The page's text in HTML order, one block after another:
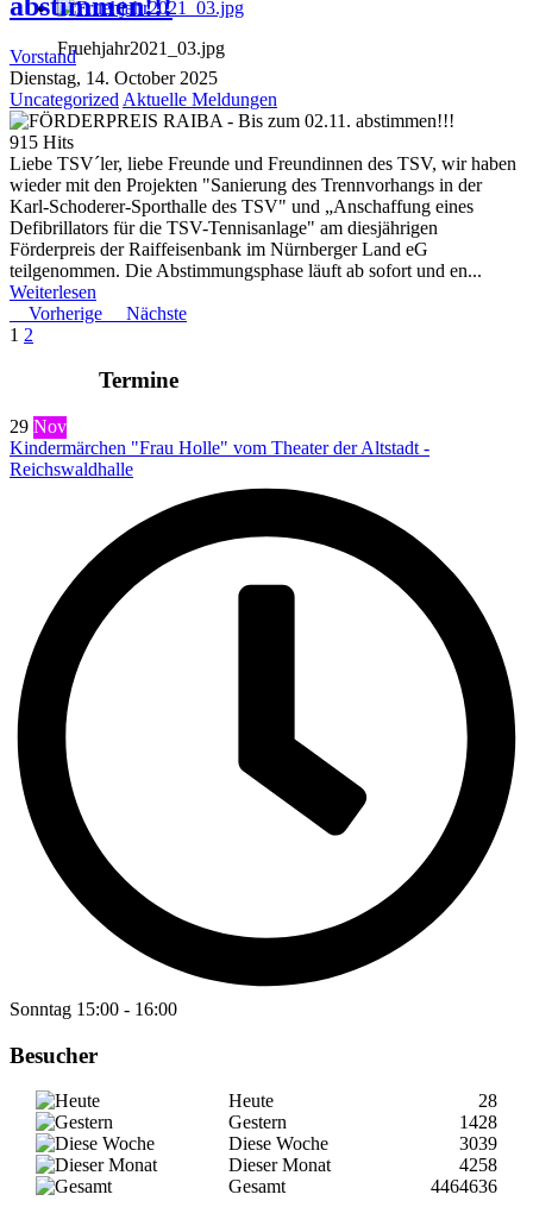
Fruehjahr2021_03.jpg
Vorstand
Dienstag, 14. October 2025
Uncategorized Aktuelle Meldungen
915 Hits
Liebe TSV´ler, liebe Freunde und Freundinnen des TSV, wir haben
wieder mit den Projekten "Sanierung des Trennvorhangs in der
Karl-Schoderer-Sporthalle des TSV" und „Anschaffung eines
Defibrillators für die TSV-Tennisanlage" am diesjährigen
Förderpreis der Raiffeisenbank im Nürnberger Land eG
teilgenommen. Die Abstimmungsphase läuft ab sofort und en...
Weiterlesen
Vorherige
Nächste
1 2
Termine
29 Nov
Kindermärchen "Frau Holle" vom Theater der Altstadt -
Reichswaldhalle
Sonntag 15:00 - 16:00
Besucher
Heute
28
Gestern
1428
Diese Woche
3039
Dieser Monat
4258
Gesamt
4464636